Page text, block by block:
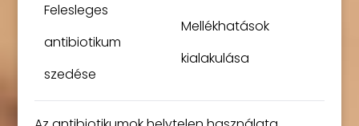
Felesleges
antibiotikum
szedése
Mellékhatások
kialakulása